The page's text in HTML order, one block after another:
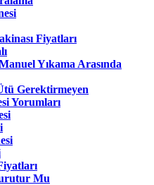
Fiyatları
Yıkama Arasında
Gerektirmeyen
Yorumları
Mu